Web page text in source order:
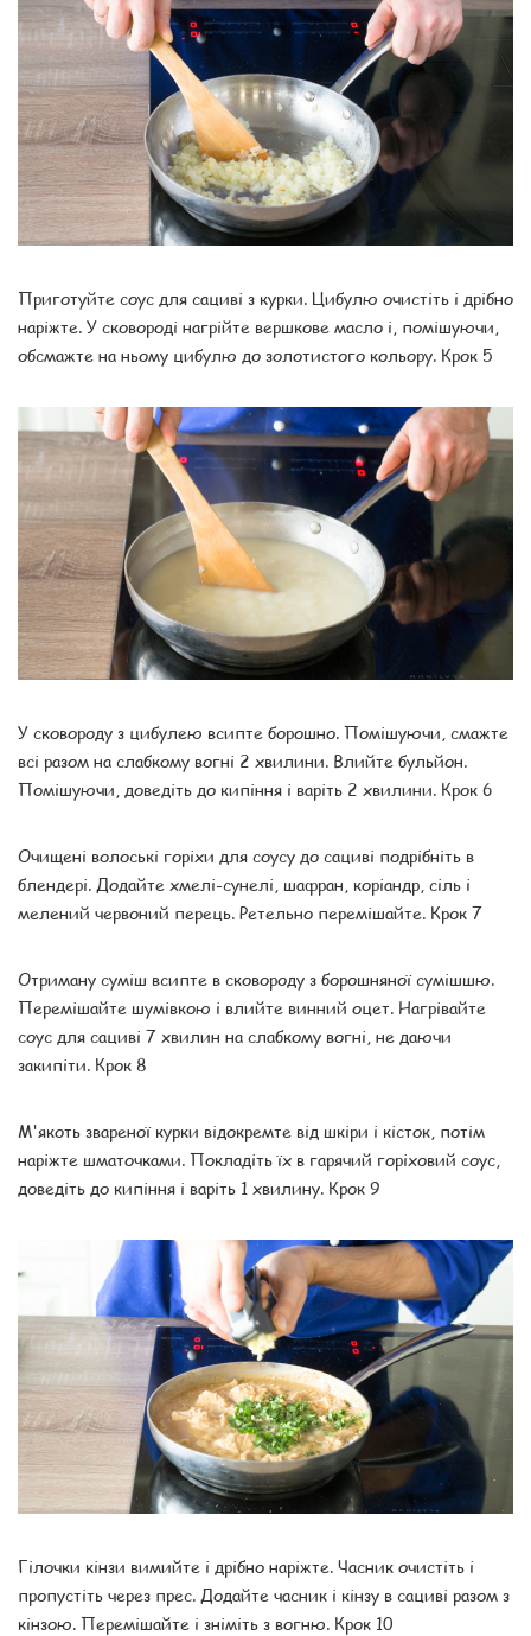
Приготуйте соус для сациві з курки. Цибулю очистіть і дрібно
наріжте. У сковороді нагрійте вершкове масло і, помішуючи,
обсмажте на ньому цибулю до золотистого кольору. Крок 5
У сковороду з цибулею всипте борошно. Помішуючи, смажте
всі разом на слабкому вогні 2 хвилини. Влийте бульйон.
Помішуючи, доведіть до кипіння і варіть 2 хвилини. Крок 6
Очищені волоські горіхи для соусу до сациві подрібніть в
блендері. Додайте хмелі-сунелі, шафран, коріандр, сіль і
мелений червоний перець. Ретельно перемішайте. Крок 7
Отриману суміш всипте в сковороду з борошняної сумішшю.
Перемішайте шумівкою і влийте винний оцет. Нагрівайте
соус для сациві 7 хвилин на слабкому вогні, не даючи
закипіти. Крок 8
М'якоть звареної курки відокремте від шкіри і кісток, потім
наріжте шматочками. Покладіть їх в гарячий горіховий соус,
доведіть до кипіння і варіть 1 хвилину. Крок 9
Гілочки кінзи вимийте і дрібно наріжте. Часник очистіть і
пропустіть через прес. Додайте часник і кінзу в сациві разом з
кінзою. Перемішайте і зніміть з вогню. Крок 10